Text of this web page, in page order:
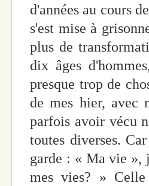
d'années au cours
s'est mise à
plus de
dix âges
presque trop de
de mes hier, avec
parfois avoir vécu
toutes diverses.
garde : « Ma vie »,
mes vies? »